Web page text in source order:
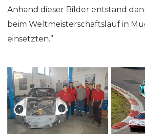
Anhand dieser Bilder entstand
beim Weltmeisterschaftslauf in
einsetzten.”